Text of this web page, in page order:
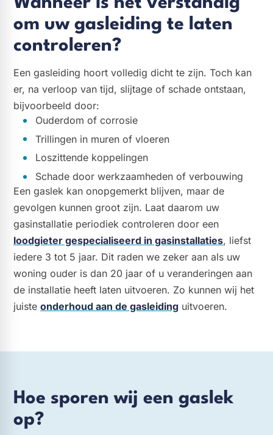
om uw gasleiding te laten
controleren?
Een gasleiding hoort volledig dicht te zijn. Toch kan
er, na verloop van tijd, slijtage of schade ontstaan,
bijvoorbeeld door:
Ouderdom of corrosie
Trillingen in muren of vloeren
Loszittende koppelingen
Schade door werkzaamheden of verbouwing
Een gaslek kan onopgemerkt blijven, maar de
gevolgen kunnen groot zijn. Laat daarom uw
gasinstallatie periodiek controleren door een
loodgieter gespecialiseerd in gasinstallaties, liefst
iedere 3 tot 5 jaar. Dit raden we zeker aan als uw
woning ouder is dan 20 jaar of u veranderingen aan
de installatie heeft laten uitvoeren. Zo kunnen wij het
juiste onderhoud aan de gasleiding uitvoeren.
Hoe sporen wij een gaslek
op?